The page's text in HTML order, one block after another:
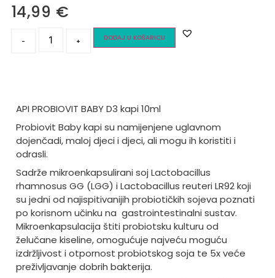
14,99 €
- + DODAJ U KOŠARICU
API PROBIOVIT BABY D3 kapi 10ml
Probiovit Baby kapi su namijenjene uglavnom
dojenčadi, maloj djeci i djeci, ali mogu ih koristiti i
odrasli.
Sadrže mikroenkapsulirani soj Lactobacillus
rhamnosus GG (LGG) i Lactobacillus reuteri LR92 koji
su jedni od najispitivanijih probiotičkih sojeva poznati
po korisnom učinku na gastrointestinalni sustav.
Mikroenkapsulacija štiti probiotsku kulturu od
želučane kiseline, omogućuje najveću moguću
izdržljivost i otpornost probiotskog soja te 5x veće
preživljavanje dobrih bakterija.